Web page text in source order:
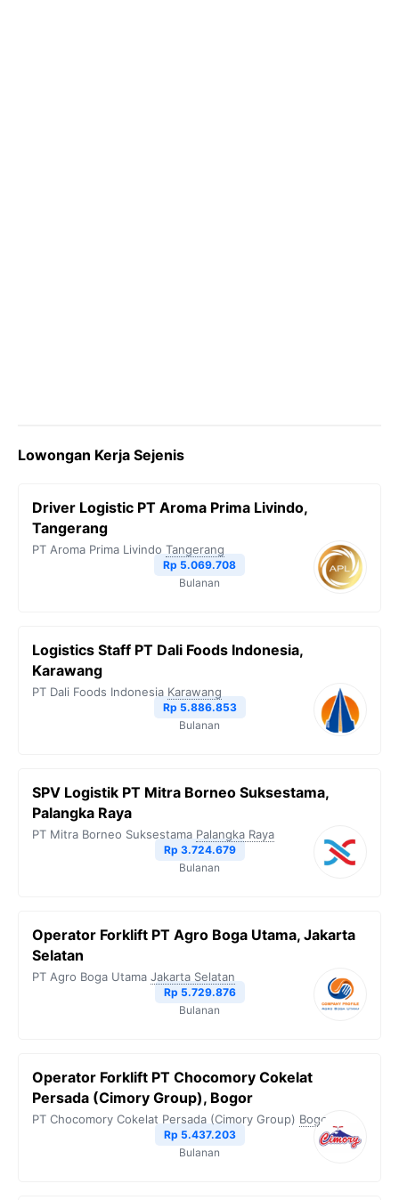
Lowongan Kerja Sejenis
Driver Logistic PT Aroma Prima Livindo,
Tangerang
PT Aroma Prima Livindo Tangerang
Rp 5.069.708
Bulanan
Logistics Staff PT Dali Foods Indonesia,
Karawang
PT Dali Foods Indonesia Karawang
Rp 5.886.853
Bulanan
SPV Logistik PT Mitra Borneo Suksestama,
Palangka Raya
PT Mitra Borneo Suksestama Palangka Raya
Rp 3.724.679
Bulanan
Operator Forklift PT Agro Boga Utama, Jakarta
Selatan
PT Agro Boga Utama Jakarta Selatan
Rp 5.729.876
Bulanan
Operator Forklift PT Chocomory Cokelat
Persada (Cimory Group), Bogor
PT Chocomory Cokelat Persada (Cimory Group) Bogor
Rp 5.437.203
Bulanan